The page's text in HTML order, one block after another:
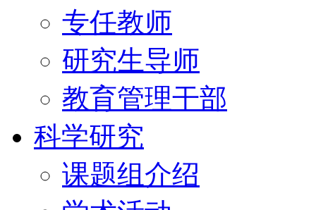
专任教师
研究生导师
教育管理干部
科学研究
课题组介绍